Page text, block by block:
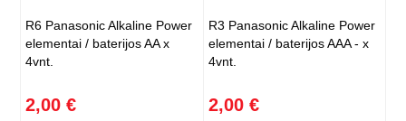
R6 Panasonic Alkaline Power
elementai / baterijos AA x
4vnt.
2,00 €
R3 Panasonic Alkaline Power
elementai / baterijos AAA - x
4vnt.
2,00 €